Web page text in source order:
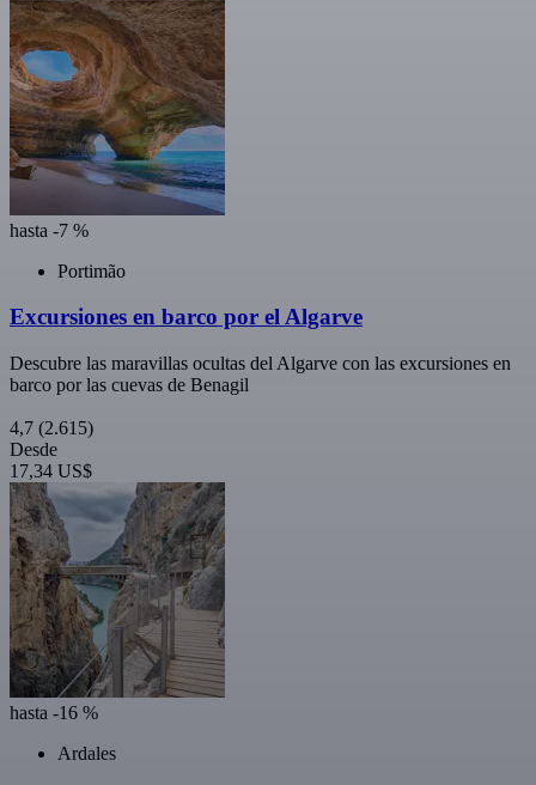
hasta -7 %
Portimão
Excursiones en barco por el Algarve
Descubre las maravillas ocultas del Algarve con las excursiones en
barco por las cuevas de Benagil
4,7 (2.615)
Desde
17,34 US$
hasta -16 %
Ardales